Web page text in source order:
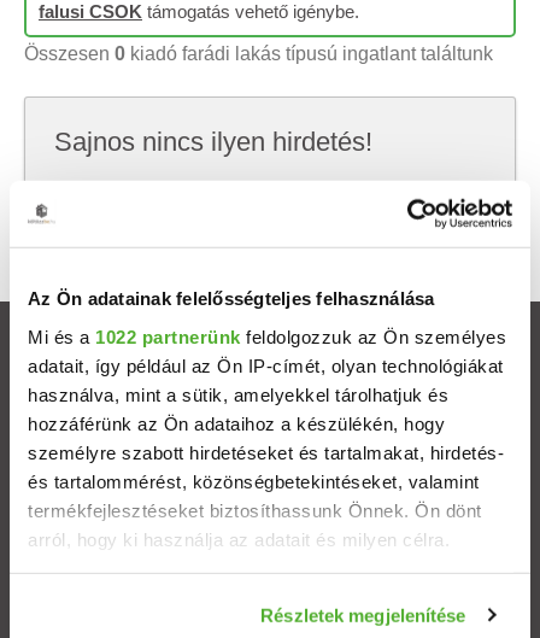
Az Ön adatainak felelősségteljes felhasználása
Mi és a 1022 partnerünk feldolgozzuk az Ön személyes
adatait, így például az Ön IP-címét, olyan technológiákat
használva, mint a sütik, amelyekkel tárolhatjuk és
hozzáférünk az Ön adataihoz a készülékén, hogy
személyre szabott hirdetéseket és tartalmakat, hirdetés-
és tartalommérést, közönségbetekintéseket, valamint
termékfejlesztéseket biztosíthassunk Önnek. Ön dönt
arról, hogy ki használja az adatait és milyen célra.
Információgyűjtés az Ön földrajzi elhelyezkedéséről
Részletek megjelenítése
falusi CSOK támogatás vehető igénybe.
Összesen 0 kiadó farádi lakás típusú ingatlant találtunk
Sajnos nincs ilyen hirdetés!
Próbálj meg kevesebb szempont szerint
keresni, hátha akkor megtalálod, amit keresel.
Ingatlanok
Eladó házak
Eladó lakások
Települések